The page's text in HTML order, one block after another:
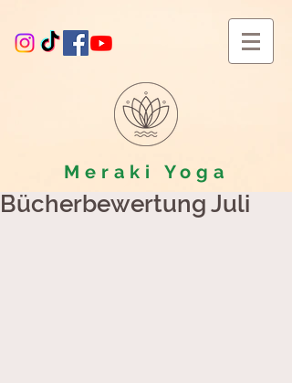
Meraki Yoga
Bücherbewertung Juli